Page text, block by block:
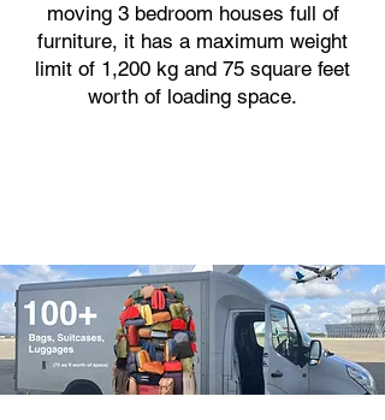
moving 3 bedroom houses full of
furniture, it has a maximum weight
limit of 1,200 kg and 75 square feet
worth of loading space.